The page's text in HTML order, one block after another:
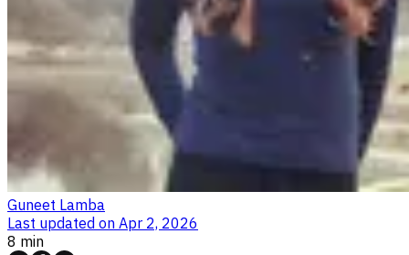
Guneet Lamba
Last updated on Apr 2, 2026
8 min